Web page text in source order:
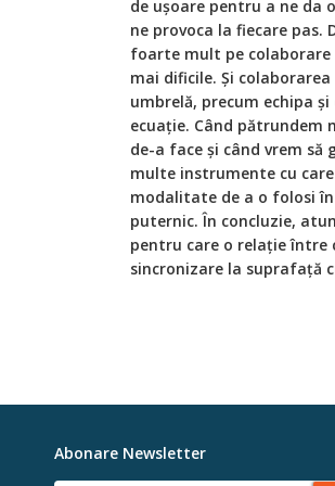
de ușoare pentru a ne
ne provoca la fiecare pas.
foarte mult pe colaborare
mai dificile. Și
umbrelă, precum echipa
ecuație. Când pătrundem
de-a face și când vrem
multe instrumente cu
modalitate de a o folosi
puternic. În concluzie,
pentru care o relație între
sincronizare la suprafață
Abonare Newsletter